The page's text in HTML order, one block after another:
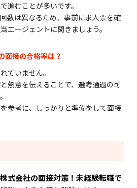
進むことが多いです。
数は異なるため、事前に求人票を確
エージェントに聞きましょう。
接の合格率は？
ていません。
熱意を伝えることで、選考通過の可
参考に、しっかりと準備をして面接
式会社の面接対策！未経験転職で